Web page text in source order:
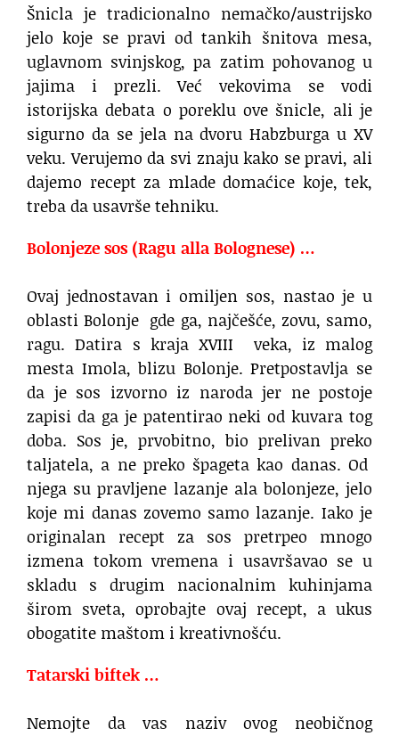
Šnicla je tradicionalno nemačko/austrijsko
jelo koje se pravi od tankih šnitova mesa,
uglavnom svinjskog, pa zatim pohovanog u
jajima i prezli. Već vekovima se vodi
istorijska debata o poreklu ove šnicle, ali je
sigurno da se jela na dvoru Habzburga u XV
veku. Verujemo da svi znaju kako se pravi, ali
dajemo recept za mlade domaćice koje, tek,
treba da usavrše tehniku.
Bolonjeze sos (Ragu alla Bolognese) …
Ovaj jednostavan i omiljen sos, nastao je u
oblasti Bolonje gde ga, najčešće, zovu, samo,
ragu. Datira s kraja XVIII veka, iz malog
mesta Imola, blizu Bolonje. Pretpostavlja se
da je sos izvorno iz naroda jer ne postoje
zapisi da ga je patentirao neki od kuvara tog
doba. Sos je, prvobitno, bio prelivan preko
taljatela, a ne preko špageta kao danas. Od
njega su pravljene lazanje ala bolonjeze, jelo
koje mi danas zovemo samo lazanje. Iako je
originalan recept za sos pretrpeo mnogo
izmena tokom vremena i usavršavao se u
skladu s drugim nacionalnim kuhinjama
širom sveta, oprobajte ovaj recept, a ukus
obogatite maštom i kreativnošću.
Tatarski biftek …
Nemojte da vas naziv ovog neobičnog